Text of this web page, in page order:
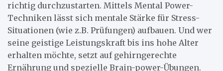
richtig durchzustarten. Mittels Mental Power-
Techniken lässt sich mentale Stärke für Stress-
Situationen (wie z.B. Prüfungen) aufbauen. Und wer
seine geistige Leistungskraft bis ins hohe Alter
erhalten möchte, setzt auf gehirngerechte
Ernährung und spezielle Brain-power-Übungen.